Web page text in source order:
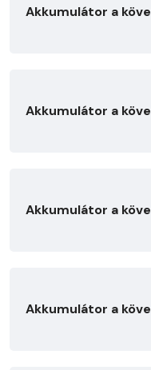
Akkumulátor a
Akkumulátor a
Akkumulátor a
Akkumulátor a